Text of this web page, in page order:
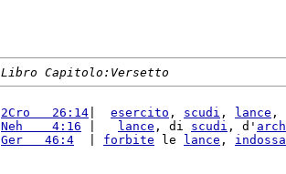
Libro Capitolo:Versetto
2Cro   26:14 esercito , scudi , lance ,
Neh    4:16 lance , di scudi , d'
Ger   46:4 forbite le lance ,